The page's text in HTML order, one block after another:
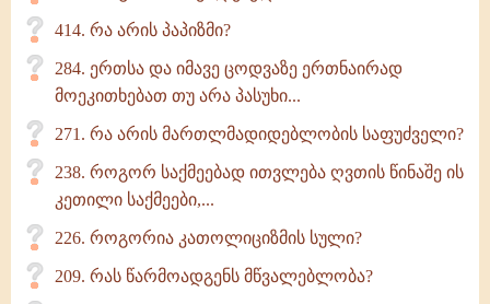
414. რა არის პაპიზმი?
284. ერთსა და იმავე ცოდვაზე ერთნაირად
მოეკითხებათ თუ არა პასუხი...
271. რა არის მართლმადიდებლობის საფუძველი?
238. როგორ საქმეებად ითვლება ღვთის წინაშე ის
კეთილი საქმეები,...
226. როგორია კათოლიციზმის სული?
209. რას წარმოადგენს მწვალებლობა?